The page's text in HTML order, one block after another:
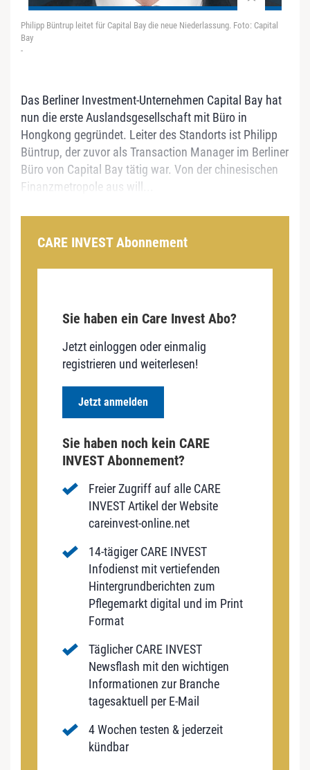
Philipp Büntrup leitet für Capital Bay die neue Niederlassung. Foto: Capital
Bay
-
Das Berliner Investment-Unternehmen Capital Bay hat
nun die erste Auslandsgesellschaft mit Büro in
Hongkong gegründet. Leiter des Standorts ist Philipp
Büntrup, der zuvor als Transaction Manager im Berliner
Büro von Capital Bay tätig war. Von der chinesischen
Finanzmetropole aus will...
CARE INVEST Abonnement
Sie haben ein Care Invest Abo?
Jetzt einloggen oder einmalig
registrieren und weiterlesen!
Jetzt anmelden
Sie haben noch kein CARE
INVEST Abonnement?
Freier Zugriff auf alle CARE
INVEST Artikel der Website
careinvest-online.net
14-tägiger CARE INVEST
Infodienst mit vertiefenden
Hintergrundberichten zum
Pflegemarkt digital und im Print
Format
Täglicher CARE INVEST
Newsflash mit den wichtigen
Informationen zur Branche
tagesaktuell per E-Mail
4 Wochen testen & jederzeit
kündbar